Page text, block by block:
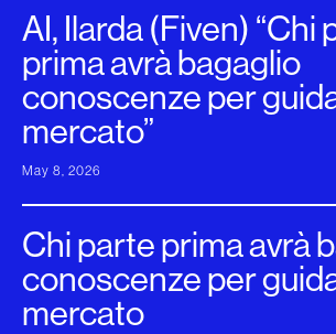
AI, Ilarda (Fiven) “Chi
prima avrà bagaglio
conoscenze per
mercato”
May 8, 2026
Chi parte prima avrà
conoscenze per
mercato